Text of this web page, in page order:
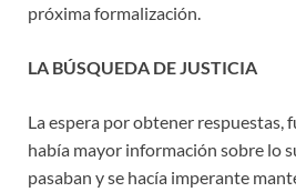
próxima formalización.
LA BÚSQUEDA DE JUSTICIA
La espera por obtener respuestas,
había mayor información sobre lo
pasaban y se hacía imperante